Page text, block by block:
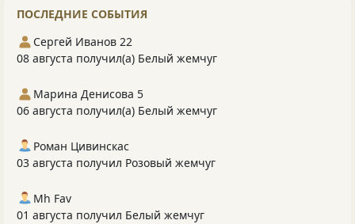
ПОСЛЕДНИЕ СОБЫТИЯ
Сергей Иванов 22
08 августа получил(а) Белый жемчуг
Марина Денисова 5
06 августа получил(а) Белый жемчуг
Роман Цивинскас
03 августа получил Розовый жемчуг
Mh Fav
01 августа получил Белый жемчуг